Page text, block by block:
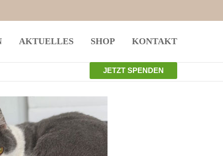
leider nicht.
AKTUELLES SHOP KONTAKT
JETZT SPENDEN